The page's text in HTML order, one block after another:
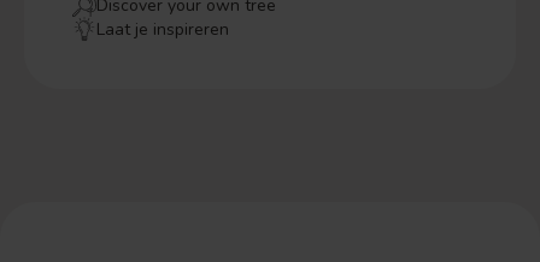
Discover your own tree
Laat je inspireren